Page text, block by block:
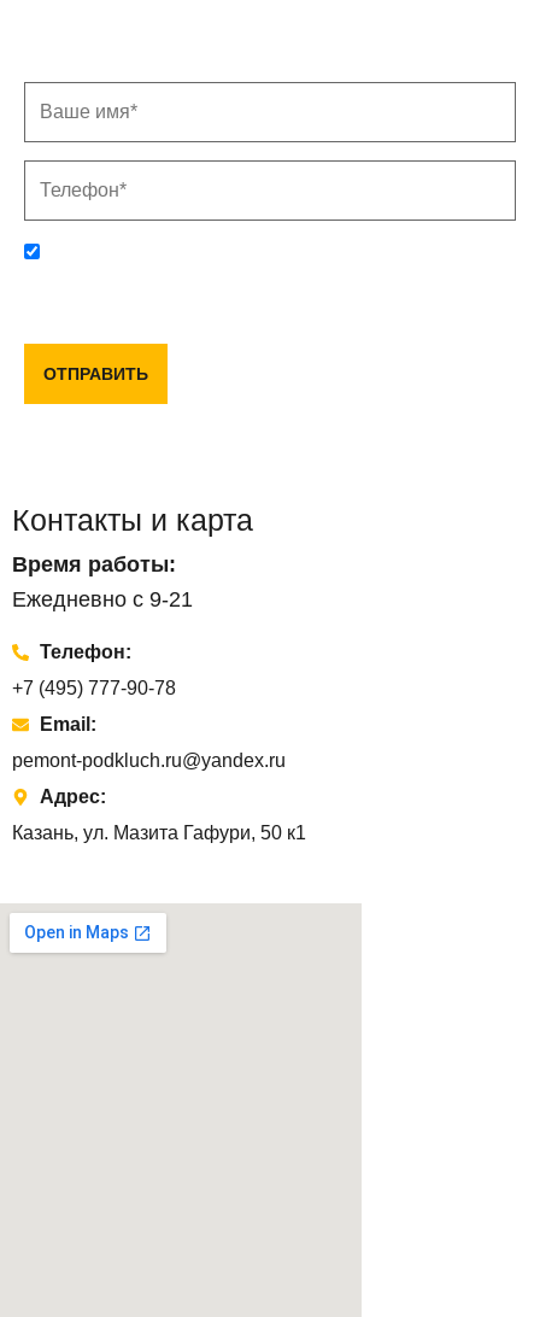
ОТПРАВИТЬ
Контакты и карта
Время работы:
Ежедневно с 9-21
Телефон:
+7 (495) 777-90-78
Email:
pemont-podkluch.ru@yandex.ru
Адрес:
Казань, ул. Мазита Гафури, 50 к1